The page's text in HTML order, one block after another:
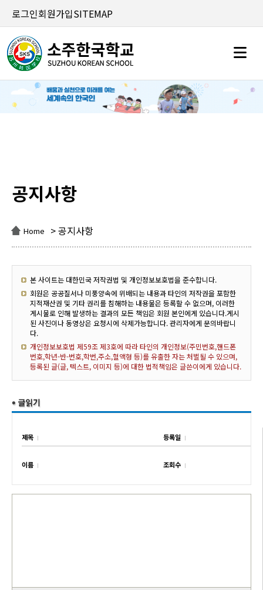
로그인회원가입SITEMAP
공지사항
Home > 공지사항
본 사이트는 대한민국 저작권법 및 개인정보보호법을 준수합니다.
회원은 공공질서나 미풍양속에 위배되는 내용과 타인의 저작권을 포함한
지적재산권 및 기타 권리를 침해하는 내용물은 등록할 수 없으며, 이러한
게시물로 인해 발생하는 결과의 모든 책임은 회원 본인에게 있습니다.게시
된 사진이나 동영상은 요청시에 삭제가능합니다. 관리자에게 문의바랍니
다.
개인정보보호법 제59조 제3호에 따라 타인의 개인정보(주민번호,핸드폰
번호,학년-반-번호,학번,주소,혈액형 등)를 유출한 자는 처벌될 수 있으며,
등록된 글(글, 텍스트, 이미지 등)에 대한 법적책임은 글쓴이에게 있습니다.
제목 등록일
이름 조회수